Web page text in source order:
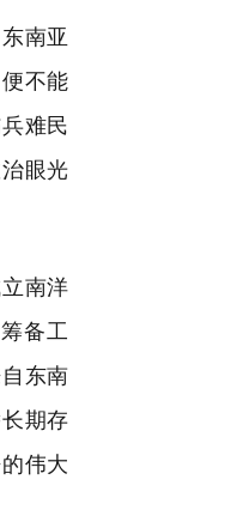
南亚
不能
难民
眼光
南洋
备工
东南
期存
伟大